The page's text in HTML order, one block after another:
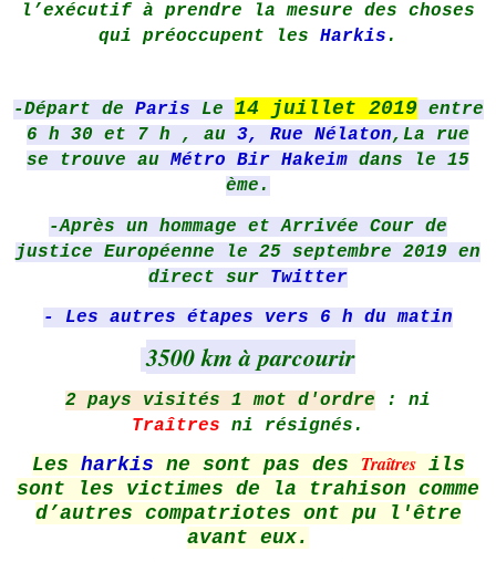
l’exécutif à prendre la mesure des choses
qui préoccupent les Harkis .
-Départ de Paris Le 14 juillet 2019entre
6 h 30 et 7 h , au 3, Rue Nélaton, La rue
se trouve au Métro Bir Hakeim dans le 15
ème.
-Après un hommage et Arrivée Cour de
justice Européenne le 25 septembre 2019 en
direct sur Twitter
- Les autres étapes vers 6 h du matin
3500 km à parcourir
2 pays visités 1 mot d'ordre : ni
Traîtres ni résignés.
Les harkis ne sont pas des Traîtres ils
sont les victimes de la trahison comme
d’autres compatriotes ont pu l'être
avant eux.